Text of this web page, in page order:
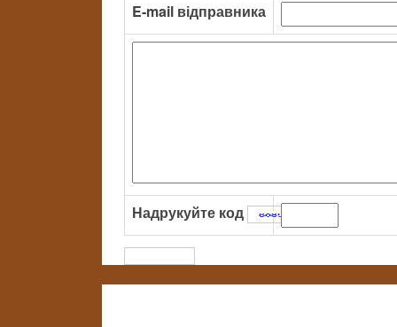
E-mail відправника
Надрукуйте код